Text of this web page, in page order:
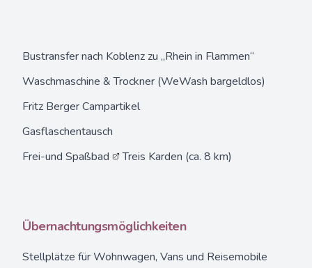
Bustransfer nach Koblenz zu „Rhein in Flammen“
Waschmaschine & Trockner (WeWash bargeldlos)
Fritz Berger Campartikel
Gasflaschentausch
Frei-und Spaßbad
Treis Karden (ca. 8 km)
Übernachtungsmöglichkeiten
Stellplätze für Wohnwagen, Vans und Reisemobile